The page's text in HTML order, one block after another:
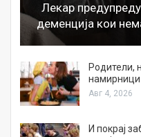
Лекар
деменција кои
Родители,
Авг 4, 2026
И покрај